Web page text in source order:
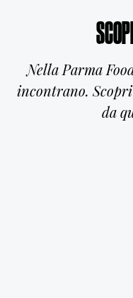
Nella Parma
incontrano.
da